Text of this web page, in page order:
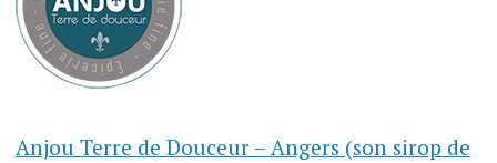
Anjou Terre de Douceur – Angers (son sirop de